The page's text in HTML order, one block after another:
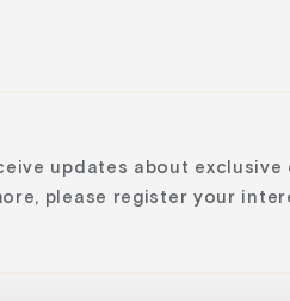
updates about exclusive
please register your